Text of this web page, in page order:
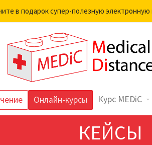
Онлайн-курсы Курс MEDiC
КЕЙСЫ
в подарок супер-полезную электронную